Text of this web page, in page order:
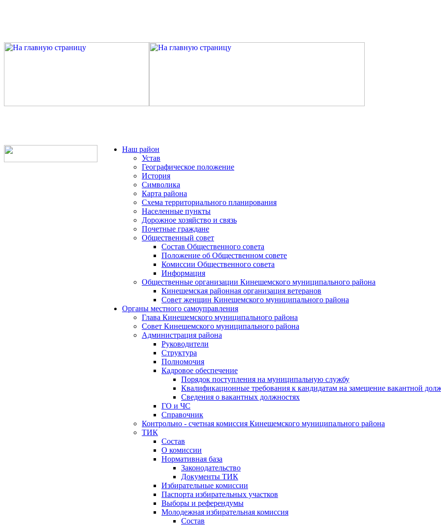
Наш район
Устав
Географическое положение
История
Символика
Карта района
Схема территориального планирования
Населенные пункты
Дорожное хозяйство и связь
Почетные граждане
Общественный совет
Состав Общественного совета
Положение об Общественном совете
Комиссии Общественного совета
Информация
Общественные организации Кинешемского муниципального района
Кинешемская районная организация ветеранов
Совет женщин Кинешемского муниципального района
Органы местного самоуправления
Глава Кинешемского муниципального района
Совет Кинешемского муниципального района
Администрация района
Руководители
Структура
Полномочия
Кадровое обеспечение
Порядок поступления на муниципальную службу
Квалификационные требования к кандидатам на замещение вакантной
Сведения о вакантных должностях
ГО и ЧС
Справочник
Контрольно - счетная комиссия Кинешемского муниципального района
ТИК
Состав
О комиссии
Нормативная база
Законодательство
Документы ТИК
Избирательные комиссии
Паспорта избирательных участков
Выборы и референдумы
Молодежная избирательная комиссия
Состав